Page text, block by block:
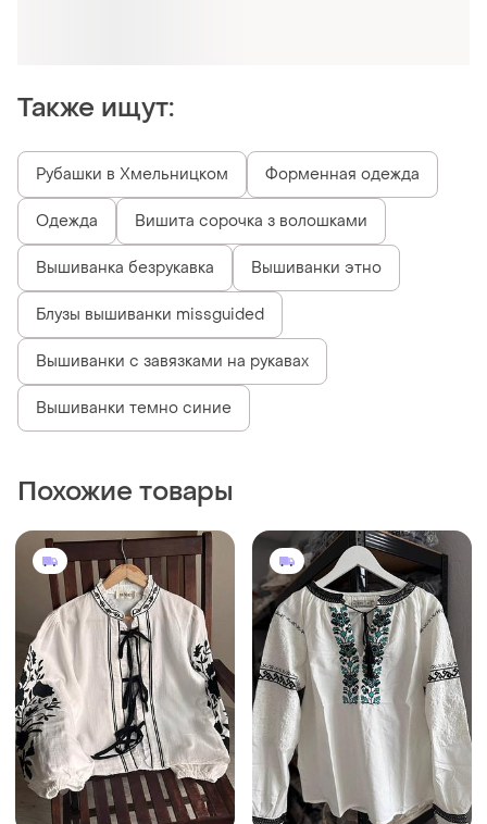
Также ищут:
Рубашки в Хмельницком Форменная одежда
Одежда Вишита сорочка з волошками
Вышиванка безрукавка Вышиванки этно
Блузы вышиванки missguided
Вышиванки с завязками на рукавах
Вышиванки темно синие
Похожие товары